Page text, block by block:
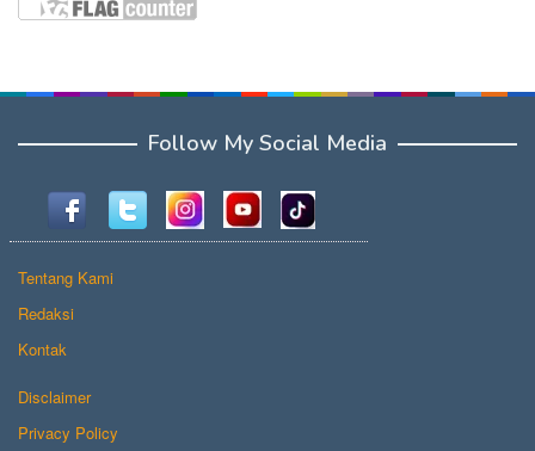
Follow My Social Media
Tentang Kami
Redaksi
Kontak
Disclaimer
Privacy Policy